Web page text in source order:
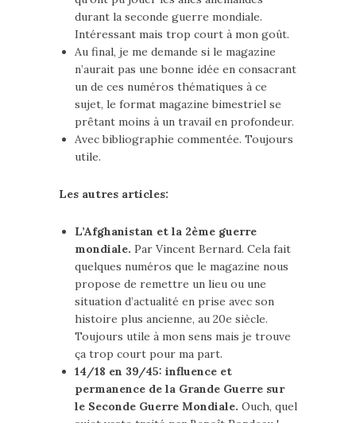
durant la seconde guerre mondiale.
Intéressant mais trop court à mon goût.
Au final, je me demande si le magazine
n’aurait pas une bonne idée en consacrant
un de ces numéros thématiques à ce
sujet, le format magazine bimestriel se
prêtant moins à un travail en profondeur.
Avec bibliographie commentée. Toujours
utile.
Les autres articles:
L’Afghanistan et la 2ème guerre
mondiale. Par Vincent Bernard. Cela fait
quelques numéros que le magazine nous
propose de remettre un lieu ou une
situation d’actualité en prise avec son
histoire plus ancienne, au 20e siècle.
Toujours utile à mon sens mais je trouve
ça trop court pour ma part.
14/18 en 39/45: influence et
permanence de la Grande Guerre sur
le Seconde Guerre Mondiale. Ouch, quel